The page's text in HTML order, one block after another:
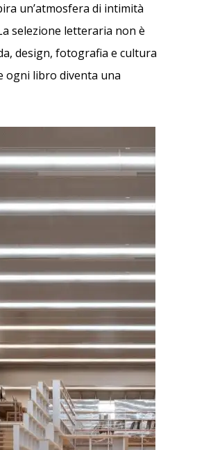
un’atmosfera di intimità
selezione letteraria non è
design, fotografia e cultura
ogni libro diventa una